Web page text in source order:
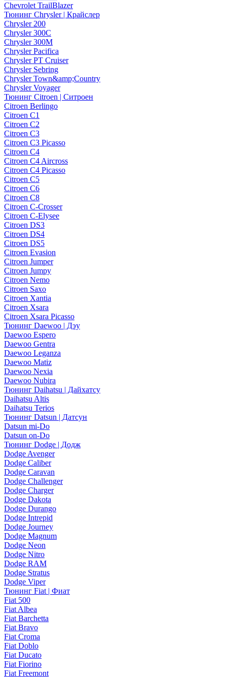
Chevrolet TrailBlazer
Тюнинг Chrysler | Крайслер
Chrysler 200
Chrysler 300C
Chrysler 300M
Chrysler Pacifica
Chrysler PT Cruiser
Chrysler Sebring
Chrysler Town&amp;Country
Chrysler Voyager
Тюнинг Citroen | Ситроен
Citroen Berlingo
Citroen C1
Citroen C2
Citroen C3
Citroen C3 Picasso
Citroen C4
Citroen C4 Aircross
Citroen C4 Picasso
Citroen C5
Citroen C6
Citroen C8
Citroen C-Crosser
Citroen C-Elysee
Citroen DS3
Citroen DS4
Citroen DS5
Citroen Evasion
Citroen Jumper
Citroen Jumpy
Citroen Nemo
Citroen Saxo
Citroen Xantia
Citroen Xsara
Citroen Xsara Picasso
Тюнинг Daewoo | Дэу
Daewoo Espero
Daewoo Gentra
Daewoo Leganza
Daewoo Matiz
Daewoo Nexia
Daewoo Nubira
Тюнинг Daihatsu | Дайхатсу
Daihatsu Altis
Daihatsu Terios
Тюнинг Datsun | Датсун
Datsun mi-Do
Datsun on-Do
Тюнинг Dodge | Додж
Dodge Avenger
Dodge Caliber
Dodge Caravan
Dodge Challenger
Dodge Charger
Dodge Dakota
Dodge Durango
Dodge Intrepid
Dodge Journey
Dodge Magnum
Dodge Neon
Dodge Nitro
Dodge RAM
Dodge Stratus
Dodge Viper
Тюнинг Fiat | Фиат
Fiat 500
Fiat Albea
Fiat Barchetta
Fiat Bravo
Fiat Croma
Fiat Doblo
Fiat Ducato
Fiat Fiorino
Fiat Freemont